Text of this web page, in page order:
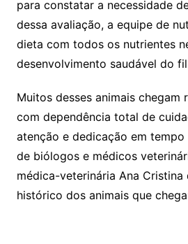
para constatar a necessidade
dessa avaliação, a equipe de
dieta com todos os nutrientes
desenvolvimento saudável do
Muitos desses animais chegam
com dependência total de
atenção e dedicação em
de biólogos e médicos
médica-veterinária Ana
histórico dos animais que